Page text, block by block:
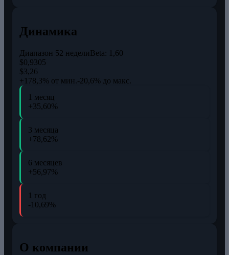
Динамика
Диапазон 52 неделиBeta: 1,60
$0,9305
$3,26
+178,3% от мин.-20,6% до макс.
1 месяц
+35,60%
3 месяца
+78,62%
6 месяцев
+56,97%
1 год
-10,69%
О компании